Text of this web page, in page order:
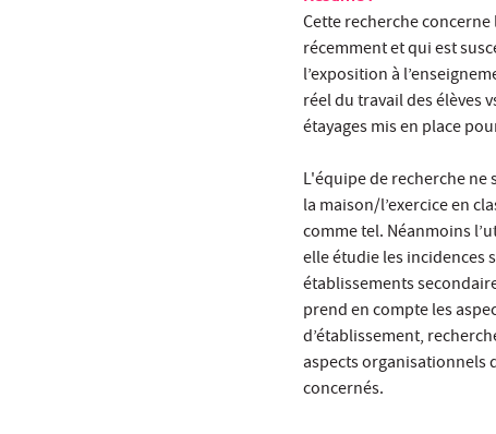
Cette recherche
récemment et qui est
l’exposition à
réel du travail des élèves
étayages mis en place
L'équipe de recherche ne
la maison/l’exercice en
comme tel. Néanmoins
elle étudie les incidences
établissements
prend en compte les
d’établissement,
aspects organisationnels
concernés.